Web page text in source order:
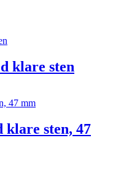
klare sten
klare sten, 47